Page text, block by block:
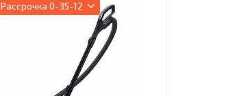
Рассрочка 0-35-12